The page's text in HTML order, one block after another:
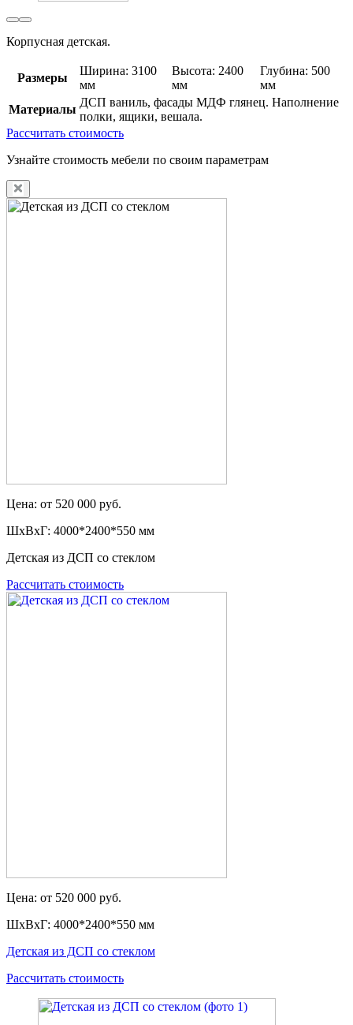
Корпусная детская.
Размеры
Ширина: 3100
мм
Высота: 2400
мм
Глубина: 500
мм
Материалы
ДСП ваниль, фасады МДФ глянец. Наполнение
полки, ящики, вешала.
Рассчитать стоимость
Узнайте стоимость мебели по своим параметрам
Цена: от 520 000 руб.
ШxВxГ: 4000*2400*550 мм
Детская из ДСП со стеклом
Рассчитать стоимость
Цена: от 520 000 руб.
ШxВxГ: 4000*2400*550 мм
Детская из ДСП со стеклом
Рассчитать стоимость